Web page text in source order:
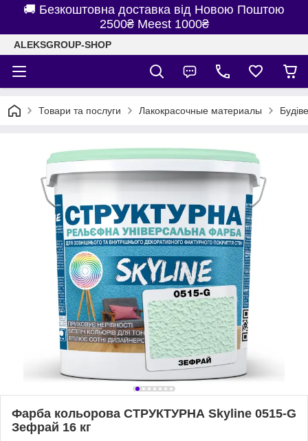
🚚 Безкоштовна доставка від Новою Поштою
2500₴ Meest 1000₴
ALEKSGROUP-SHOP
Товари та послуги Лакокрасочные материалы
Фарба кольорова СТРУКТУРНА Skyline 0515-G
Зефрай 16 кг